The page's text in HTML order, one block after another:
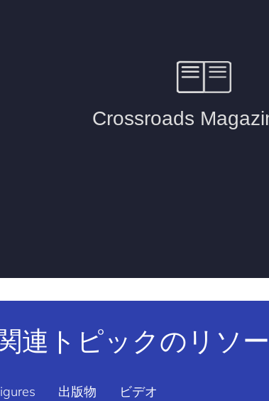
連トピックのリソ
出版物 ビデオ